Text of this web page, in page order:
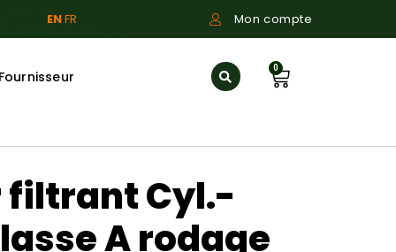
ENFR Mon compte
0
filtrant Cyl.-
A rodage